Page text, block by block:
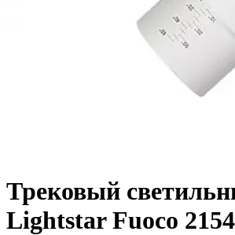
Трековый
Lightstar Fuoco